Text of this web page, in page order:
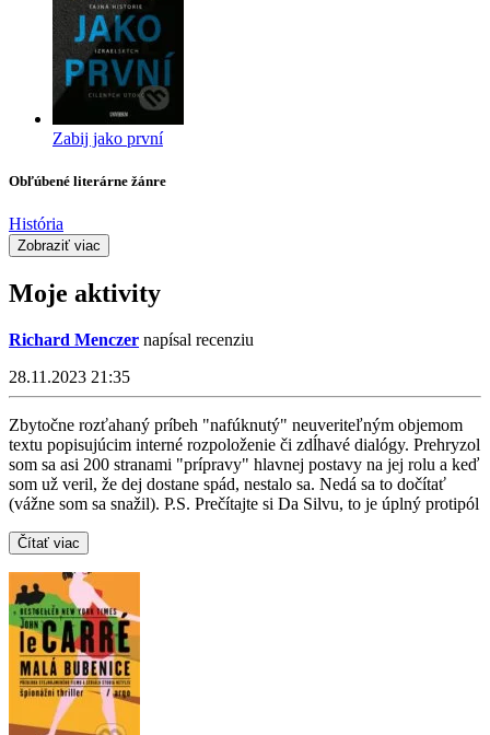
Zabij jako první
Obľúbené literárne žánre
História
Zobraziť viac
Moje aktivity
Richard Menczer napísal recenziu
28.11.2023 21:35
Zbytočne rozťahaný príbeh "nafúknutý" neuveriteľným objemom
textu popisujúcim interné rozpoloženie či zdĺhavé dialógy. Prehryzol
som sa asi 200 stranami "prípravy" hlavnej postavy na jej rolu a keď
som už veril, že dej dostane spád, nestalo sa. Nedá sa to dočítať
(vážne som sa snažil). P.S. Prečítajte si Da Silvu, to je úplný protipól
Čítať viac